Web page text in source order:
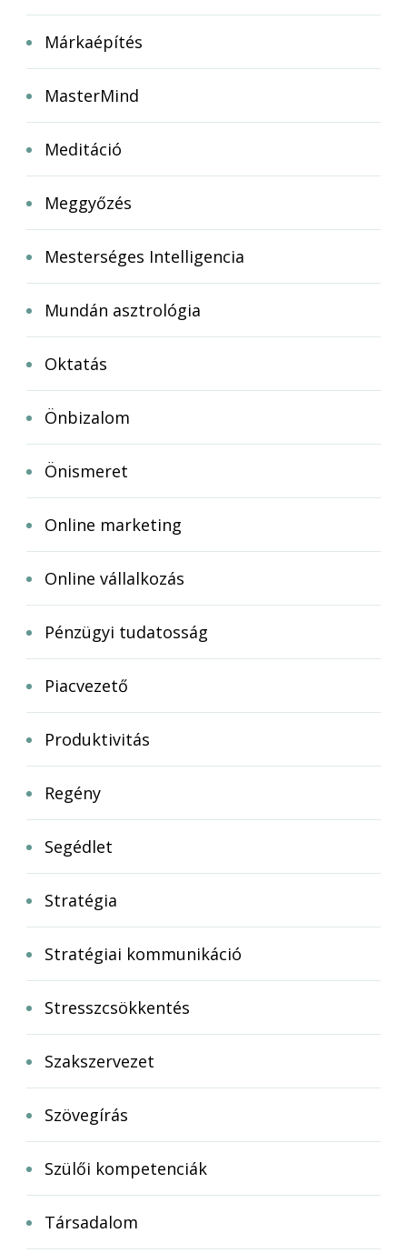
Márkaépítés
MasterMind
Meditáció
Meggyőzés
Mesterséges Intelligencia
Mundán asztrológia
Oktatás
Önbizalom
Önismeret
Online marketing
Online vállalkozás
Pénzügyi tudatosság
Piacvezető
Produktivitás
Regény
Segédlet
Stratégia
Stratégiai kommunikáció
Stresszcsökkentés
Szakszervezet
Szövegírás
Szülői kompetenciák
Társadalom